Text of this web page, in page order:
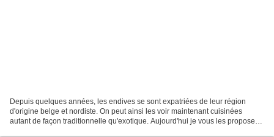
Depuis quelques années, les endives se sont expatriées de leur région
d'origine belge et nordiste. On peut ainsi les voir maintenant cuisinées
autant de façon traditionnelle qu'exotique. Aujourd'hui je vous les propose